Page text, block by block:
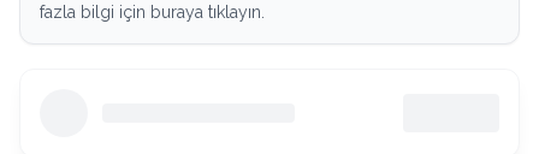
fazla bilgi için buraya tıklayın.